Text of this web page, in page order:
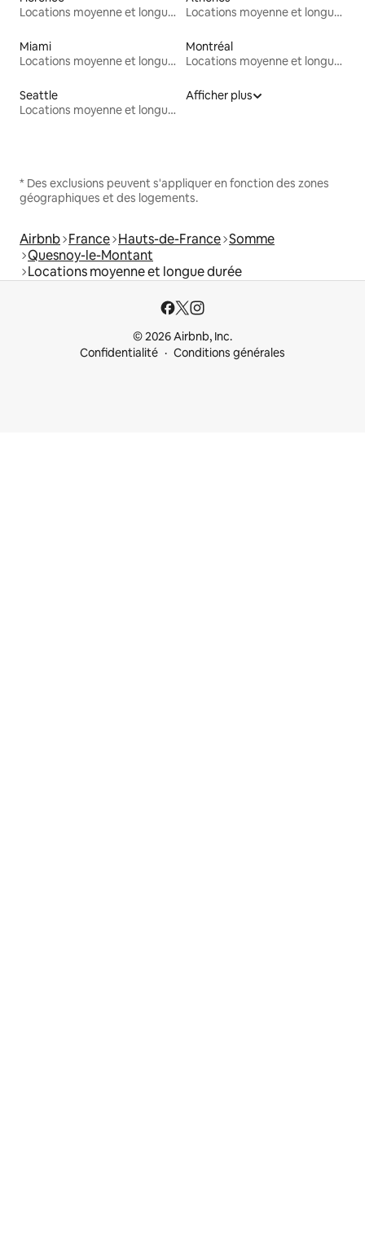
Locations moyenne et longue durée
Locations moyenne et longue durée
Miami
Locations moyenne et longue durée
Montréal
Locations moyenne et longue durée
Seattle
Locations moyenne et longue durée
Afficher plus
* Des exclusions peuvent s'appliquer en fonction des zones
géographiques et des logements.
Airbnb France Hauts-de-France Somme
Quesnoy-le-Montant
Locations moyenne et longue durée
© 2026 Airbnb, Inc.
Confidentialité
Conditions générales